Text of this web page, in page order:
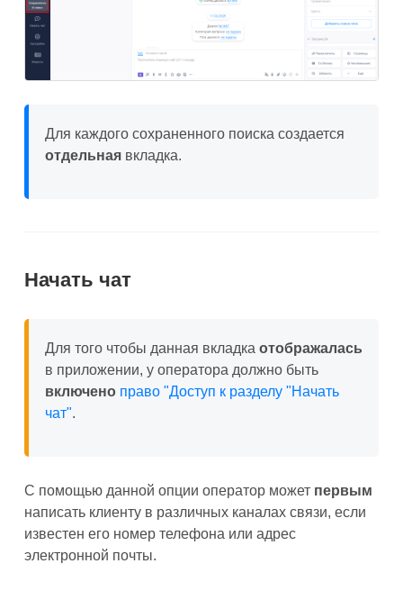
Для каждого сохраненного поиска создается
отдельная вкладка.
Начать чат
Для того чтобы данная вкладка отображалась
в приложении, у оператора должно быть
включено право "Доступ к разделу "Начать
чат".
С помощью данной опции оператор может первым
написать клиенту в различных каналах связи, если
известен его номер телефона или адрес
электронной почты.